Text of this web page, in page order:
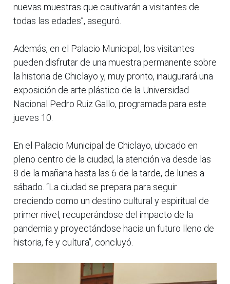
nuevas muestras que cautivarán a visitantes de
todas las edades”, aseguró.
Además, en el Palacio Municipal, los visitantes
pueden disfrutar de una muestra permanente sobre
la historia de Chiclayo y, muy pronto, inaugurará una
exposición de arte plástico de la Universidad
Nacional Pedro Ruiz Gallo, programada para este
jueves 10.
En el Palacio Municipal de Chiclayo, ubicado en
pleno centro de la ciudad, la atención va desde las
8 de la mañana hasta las 6 de la tarde, de lunes a
sábado. “La ciudad se prepara para seguir
creciendo como un destino cultural y espiritual de
primer nivel, recuperándose del impacto de la
pandemia y proyectándose hacia un futuro lleno de
historia, fe y cultura”, concluyó.